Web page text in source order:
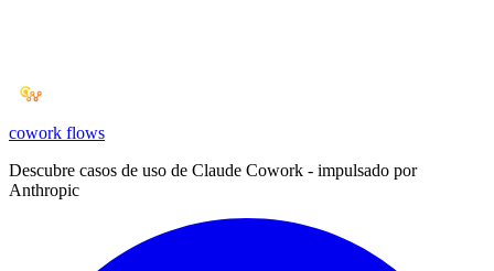
cowork flows
Descubre casos de uso de Claude Cowork - impulsado por
Anthropic